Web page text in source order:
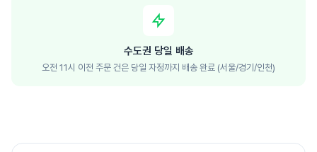
수도권 당일 배송
오전 11시 이전 주문 건은 당일 자정까지 배송 완료 (서울/경기/인천)